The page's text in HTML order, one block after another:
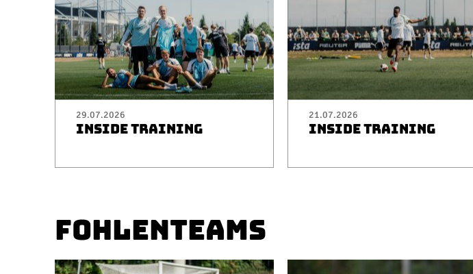
29.07.2026
INSIDE TRAINING
21.07.2026
INSIDE TRAINING
FOHLENTEAMS